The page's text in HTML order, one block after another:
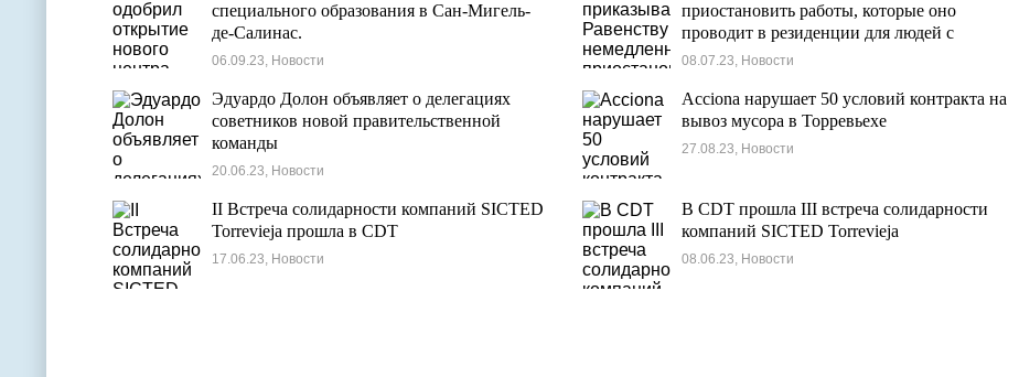
специального образования в Сан-Мигель-
де-Салинас.
06.09.23, Новости
приостановить работы, которые оно
проводит в резиденции для людей с
функциональным разнообразием.
08.07.23, Новости
Эдуардо Долон объявляет о делегациях
советников новой правительственной
команды
20.06.23, Новости
Acciona нарушает 50 условий контракта на
вывоз мусора в Торревьехе
27.08.23, Новости
II Встреча солидарности компаний SICTED
Torrevieja прошла в CDT
17.06.23, Новости
В CDT прошла III встреча солидарности
компаний SICTED Torrevieja
08.06.23, Новости